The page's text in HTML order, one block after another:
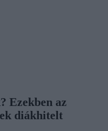
Ezekben az
diákhitelt